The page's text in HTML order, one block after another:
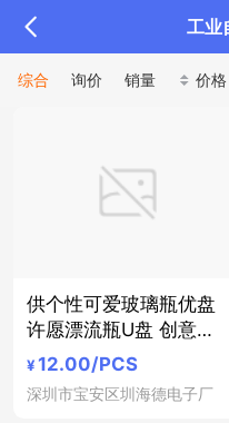
工业
综合 询价 销量 价格
供个性可爱玻璃瓶优盘
许愿漂流瓶U盘 创意木
质U盘
¥ 12.00/PCS
深圳市宝安区圳海德电子厂